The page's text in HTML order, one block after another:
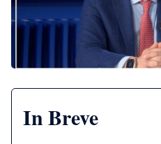
In Breve